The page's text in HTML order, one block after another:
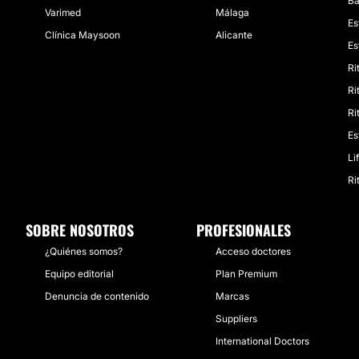
Varimed
Clínica Maysoon
Málaga
Alicante
SOBRE NOSOTROS
¿Quiénes somos?
Equipo editorial
Denuncia de contenido
PROFESIONALES
Acceso doctores
Plan Premium
Marcas
Suppliers
International Doctors